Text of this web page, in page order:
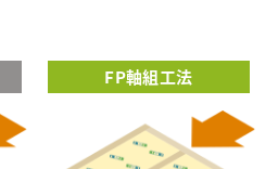
FP軸組工法